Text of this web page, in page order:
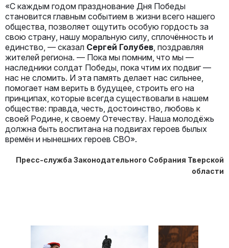
«С каждым годом празднование Дня Победы
становится главным событием в жизни всего нашего
общества, позволяет ощутить особую гордость за
свою страну, нашу моральную силу, сплочённость и
единство, — сказал Сергей Голубев , поздравляя
жителей региона. — Пока мы помним, что мы —
наследники солдат Победы, пока чтим их подвиг —
нас не сломить. И эта память делает нас сильнее,
помогает нам верить в будущее, строить его на
принципах, которые всегда существовали в нашем
обществе: правда, честь, достоинство, любовь к
своей Родине, к своему Отечеству. Наша молодёжь
должна быть воспитана на подвигах героев былых
времён и нынешних героев СВО».
Пресс-служба Законодательного Собрания Тверской
области